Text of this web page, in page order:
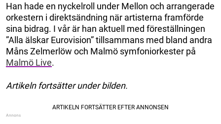
Han hade en nyckelroll under Mellon och arrangerade
orkestern i direktsändning när artisterna framförde
sina bidrag. I vår är han aktuell med föreställningen
”Alla älskar Eurovision” tillsammans med bland andra
Måns Zelmerlöw och Malmö symfoniorkester på
Malmö Live.
Artikeln fortsätter under bilden.